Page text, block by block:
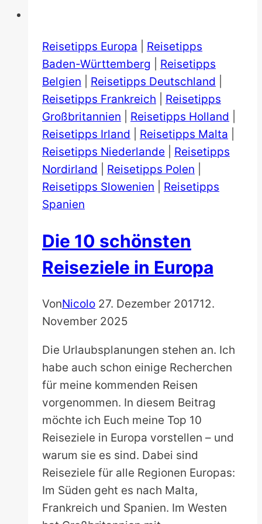
Reisetipps Europa
Reisetipps
Baden-Württemberg
Reisetipps
Belgien
Reisetipps Deutschland
Reisetipps Frankreich
Reisetipps
Großbritannien
Reisetipps Holland
Reisetipps Irland
Reisetipps Malta
Reisetipps Niederlande
Reisetipps
Nordirland
Reisetipps Polen
Reisetipps Slowenien
Reisetipps
Spanien
Die 10 schönsten
Reiseziele in Europa
VonNicolo 27. Dezember 201712.
November 2025
Die Urlaubsplanungen stehen an. Ich
habe auch schon einige Recherchen
für meine kommenden Reisen
vorgenommen. In diesem Beitrag
möchte ich Euch meine Top 10
Reiseziele in Europa vorstellen – und
warum sie es sind. Dabei sind
Reiseziele für alle Regionen Europas:
Im Süden geht es nach Malta,
Frankreich und Spanien. Im Westen